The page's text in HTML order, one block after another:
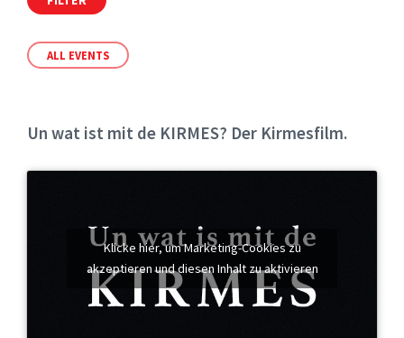
ALL EVENTS
Un wat ist mit de KIRMES? Der Kirmesfilm.
Klicke hier, um Marketing-Cookies zu
akzeptieren und diesen Inhalt zu aktivieren